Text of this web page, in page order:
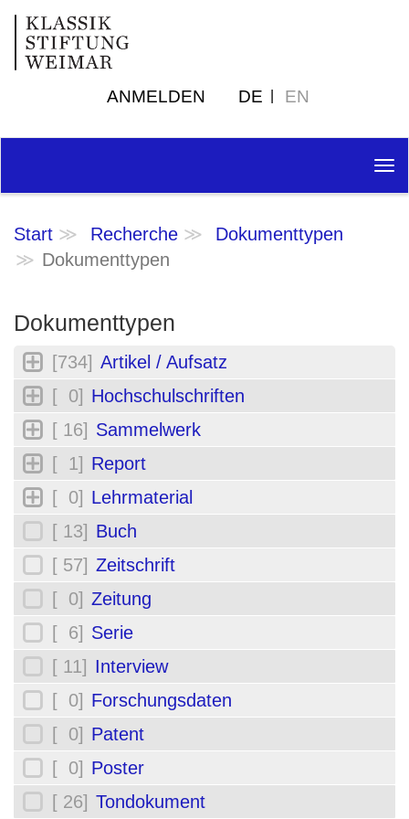
ANMELDEN DE EN
Start Recherche
Dokumenttypen
Dokumenttypen
Dokumenttypen
[734] Artikel / Aufsatz
[ 0] Hochschulschriften
[ 16] Sammelwerk
[ 1] Report
[ 0] Lehrmaterial
[ 13] Buch
[ 57] Zeitschrift
[ 0] Zeitung
[ 6] Serie
[ 11] Interview
[ 0] Forschungsdaten
[ 0] Patent
[ 0] Poster
[ 26] Tondokument